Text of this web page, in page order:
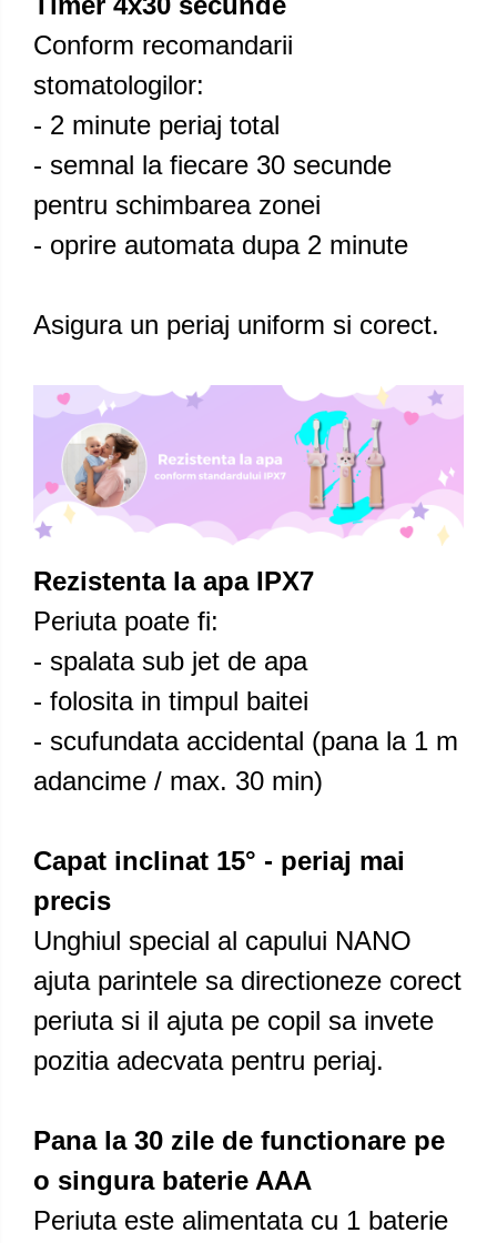
Conform recomandarii
stomatologilor:
- 2 minute periaj total
- semnal la fiecare 30 secunde
pentru schimbarea zonei
- oprire automata dupa 2 minute
Asigura un periaj uniform si corect.
Rezistenta la apa IPX7
Periuta poate fi:
- spalata sub jet de apa
- folosita in timpul baitei
- scufundata accidental (pana la 1 m
adancime / max. 30 min)
Capat inclinat 15° - periaj mai
precis
Unghiul special al capului NANO
ajuta parintele sa directioneze corect
periuta si il ajuta pe copil sa invete
pozitia adecvata pentru periaj.
Pana la 30 zile de functionare pe
o singura baterie AAA
Periuta este alimentata cu 1 baterie